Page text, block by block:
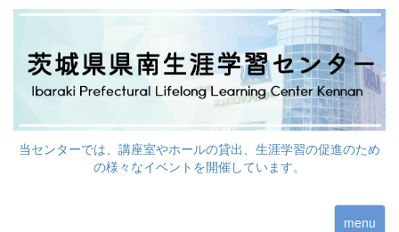
当センターでは、講座室やホールの貸出、生涯学習の促進のため
の様々なイベントを開催しています。
menu